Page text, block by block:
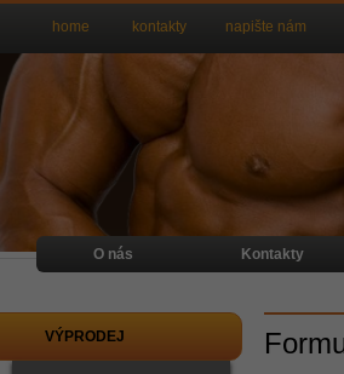
VÝPRODEJ
home kontakty napište nám
O nás Kontakty